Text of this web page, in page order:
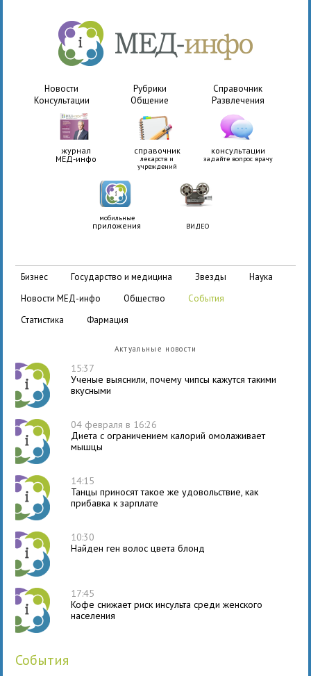
Новости Рубрики
Справочник
Консультации
Общение Развлечения
журнал
МЕД-инфо
справочник
лекарств и
учреждений
консультации
задайте вопрос врачу
мобильные
приложения ВИДЕО
бизнес государство и медицина звезды
наука
новости МЕД-инфо
общество
события
статистика
фармация
Актуальные новости
15:37
Ученые выяснили, почему чипсы кажутся такими
вкусными
04 февраля в 16:26
Диета с ограничением калорий омолаживает
мышцы
14:15
Танцы приносят такое же удовольствие, как
прибавка к зарплате
10:30
Найден ген волос цвета блонд
17:45
Кофе снижает риск инсульта среди женского
населения
события